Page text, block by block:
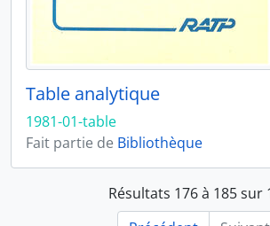
Table analytique
1981-01-table
Fait partie de Bibliothèque
Résultats 176 à 185 sur